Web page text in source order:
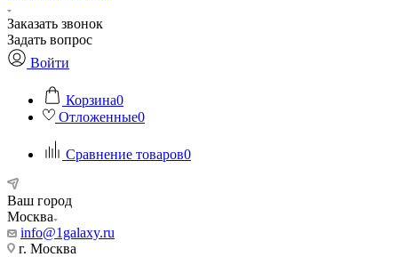
Заказать звонок
Задать вопрос
Войти
Корзина0
Отложенные0
Сравнение товаров0
Ваш город
Москва
info@1galaxy.ru
г. Москва